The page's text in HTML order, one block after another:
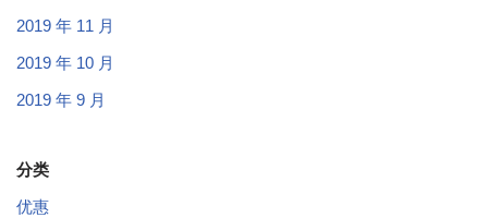
2019 年 11 月
2019 年 10 月
2019 年 9 月
分类
优惠